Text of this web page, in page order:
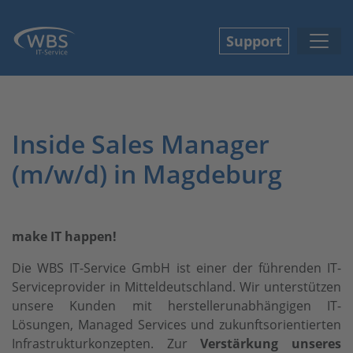
Support
Inside Sales Manager
(m/w/d) in Magdeburg
make IT happen!
Die WBS IT-Service GmbH ist einer der führenden IT-
Serviceprovider in Mitteldeutschland. Wir unterstützen
unsere Kunden mit herstellerunabhängigen IT-
Lösungen, Managed Services und zukunftsorientierten
Infrastrukturkonzepten. ZurVerstärkung unseres